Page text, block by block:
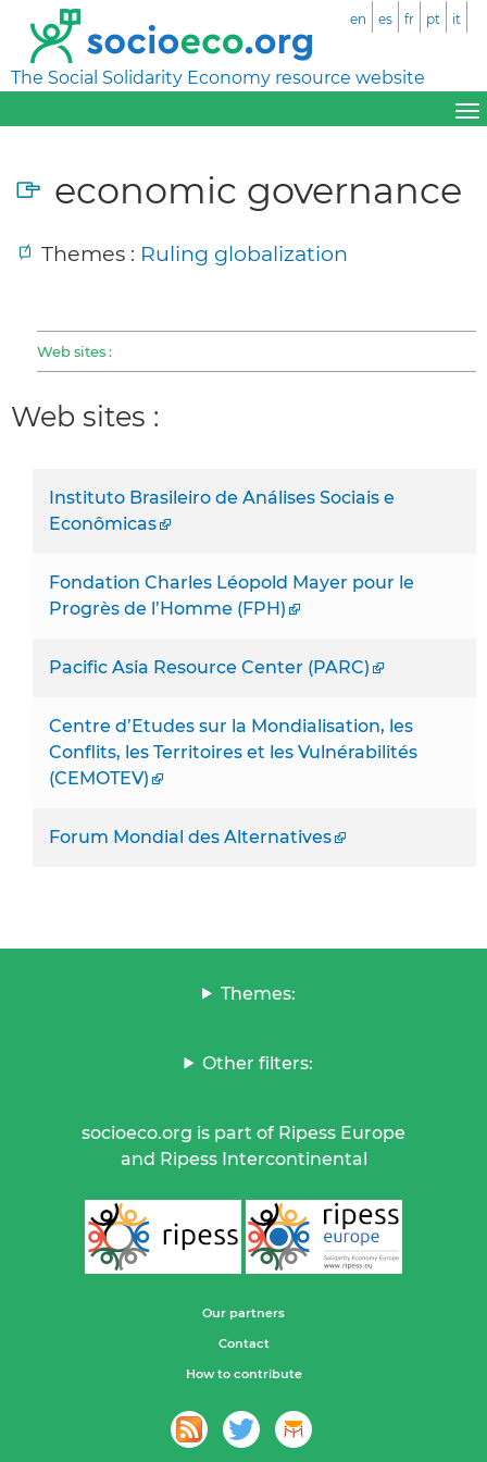
The Social Solidarity Economy resource website
en es fr pt it
economic governance
Themes : Ruling globalization
Web sites :
Web sites :
Instituto Brasileiro de Análises Sociais e
Econômicas
Fondation Charles Léopold Mayer pour le
Progrès de l’Homme (FPH)
Pacific Asia Resource Center (PARC)
Centre d’Etudes sur la Mondialisation, les
Conflits, les Territoires et les Vulnérabilités
(CEMOTEV)
Forum Mondial des Alternatives
Themes:
Other filters:
socioeco.org is part of Ripess Europe
and Ripess Intercontinental
Our partners
Contact
How to contribute